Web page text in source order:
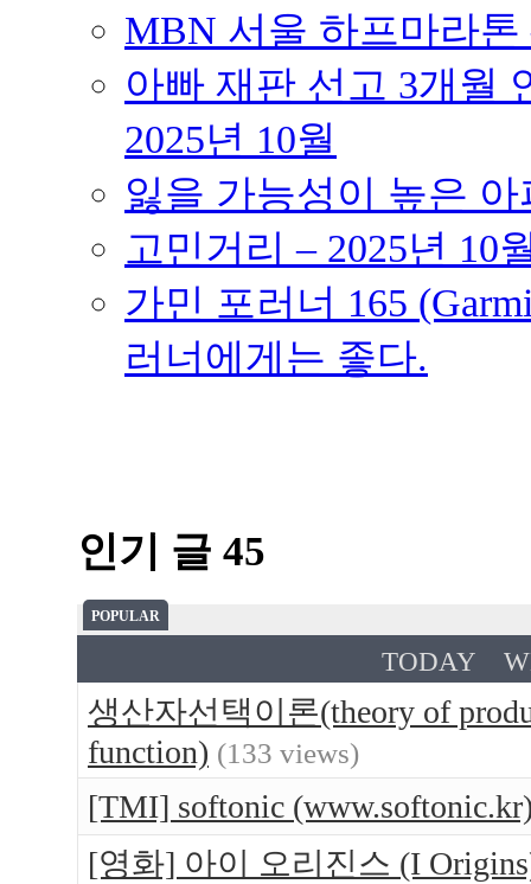
MBN 서울 하프마라톤
아빠 재판 선고 3개월
2025년 10월
잃을 가능성이 높은
고민거리 – 2025년 10
가민 포러너 165
러너에게는 좋다.
인기 글 45
POPULAR
TODAY
생산자선택이론(theory of
function) (133 views)
[TMI] softonic
[영화] 아이 오리진스 (I